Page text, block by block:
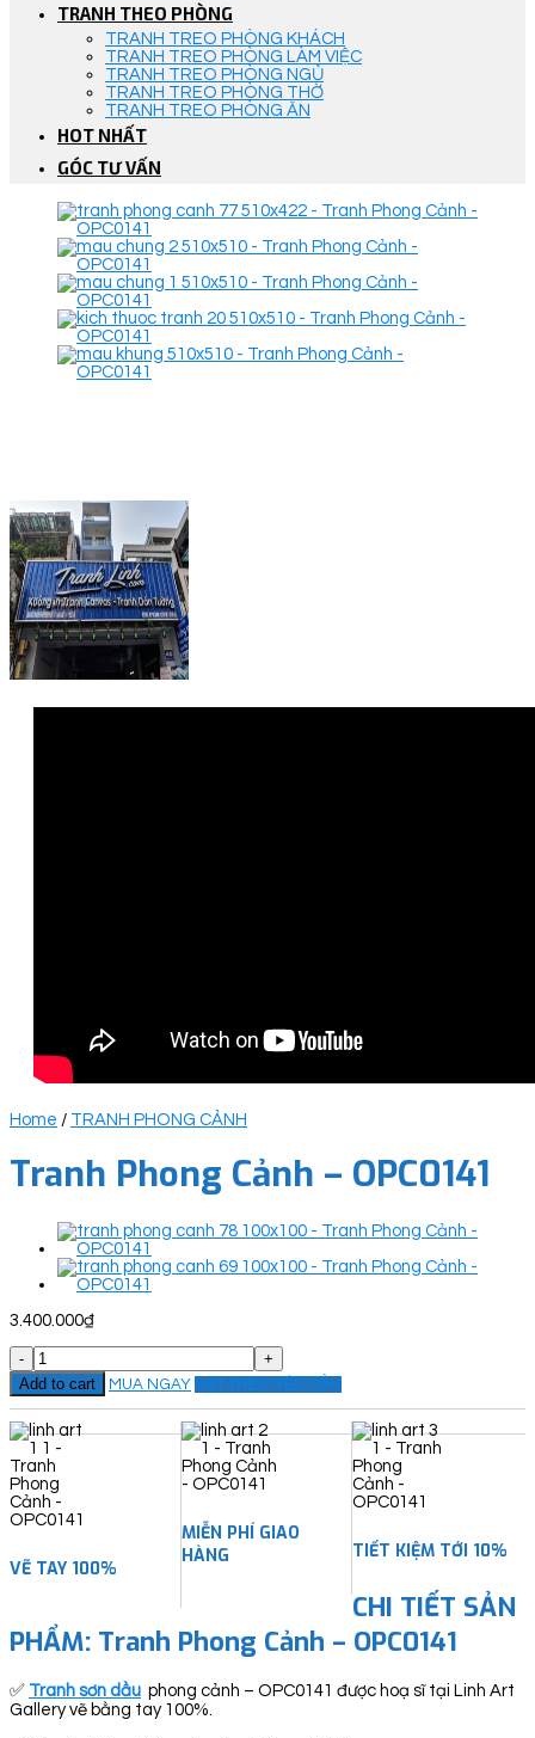
TRANH THEO PHÒNG
TRANH TREO PHÒNG KHÁCH
TRANH TREO PHÒNG LÀM VIỆC
TRANH TREO PHÒNG NGỦ
TRANH TREO PHÒNG THỜ
TRANH TREO PHÒNG ĂN
HOT NHẤT
GÓC TƯ VẤN
Home / TRANH PHONG CẢNH
Tranh Phong Cảnh – OPC0141
3.400.000₫
Tranh
Phong
Cảnh
-
OPC0141
quantity
Add to cart MUA NGAY ĐẶT THEO YÊU CẦU
VẼ TAY 100%
MIỄN PHÍ GIAO
HÀNG
TIẾT KIỆM TỚI 10%
CHI TIẾT SẢN
PHẨM: Tranh Phong Cảnh – OPC0141
✅ Tranh sơn dầu phong cảnh – OPC0141 được hoạ sĩ tại Linh Art
Gallery vẽ bằng tay 100%.